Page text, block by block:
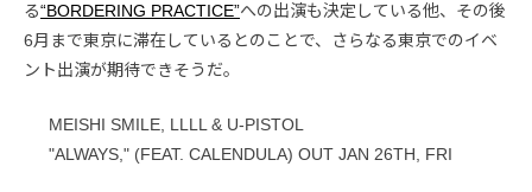
る“BORDERING PRACTICE”への出演も決定している他、その後
6月まで東京に滞在しているとのことで、さらなる東京でのイベ
ント出演が期待できそうだ。
MEISHI SMILE, LLLL & U-PISTOL
"ALWAYS," (FEAT. CALENDULA) OUT JAN 26TH, FRI